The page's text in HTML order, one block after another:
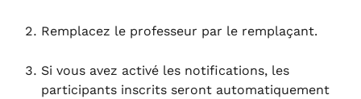
Remplacez le professeur par le remplaçant.
Si vous avez activé les notifications, les
participants inscrits seront automatiquement